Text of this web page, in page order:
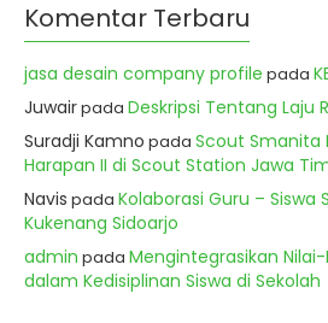
Komentar Terbaru
jasa desain company profile pada
Juwairpada Deskripsi Tentang Laju
Suradji Kamno pada Scout Smanita
Harapan II di Scout Station Jawa
Navis pada Kolaborasi Guru –
Kukenang Sidoarjo
admin pada Mengintegrasikan
dalam Kedisiplinan Siswa di Sekolah